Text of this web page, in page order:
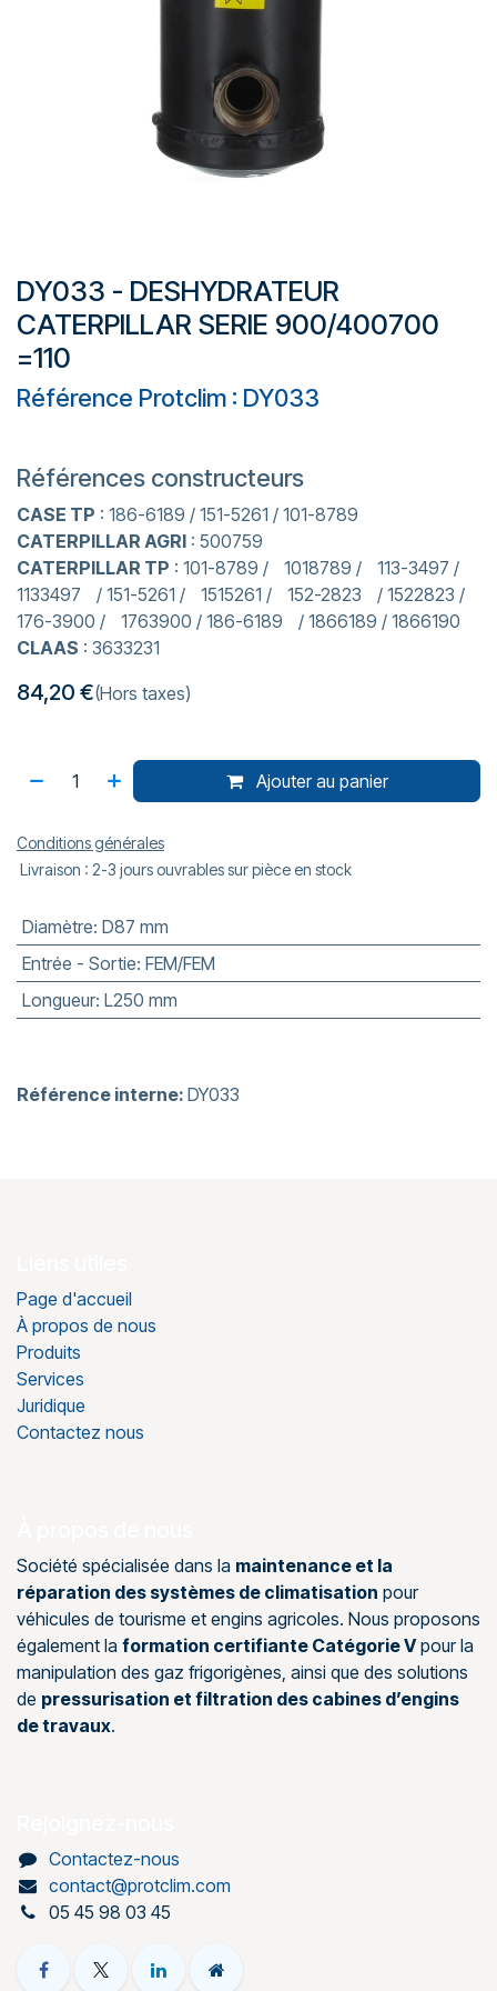
DY033 - DESHYDRATEUR
CATERPILLAR SERIE 900/400700
=110
Référence Protclim : DY033
Références constructeurs
CASE TP : 186-6189 / 151-5261 / 101-8789
CATERPILLAR AGRI : 500759
CATERPILLAR TP : 101-8789 / 1018789 / 113-3497 /
1133497 / 151-5261 / 1515261 / 152-2823 / 1522823 /
176-3900 / 1763900 / 186-6189 / 1866189 / 1866190
CLAAS : 3633231
84,20 €(Hors taxes)
Ajouter au panier
Conditions générales
Livraison : 2-3 jours ouvrables sur pièce en stock
Diamètre: D87 mm
Entrée - Sortie: FEM/FEM
Longueur: L250 mm
Référence interne: DY033
Page d'accueil
À propos de nous
Produits
Services
Juridique
Contactez nous
Société spécialisée dans la maintenance et la
réparation des systèmes de climatisation pour
véhicules de tourisme et engins agricoles. Nous proposons
également la formation certifiante Catégorie Vpour la
manipulation des gaz frigorigènes, ainsi que des solutions
de pressurisation et filtration des cabines d’engins
de travaux.
Contactez-nous
contact@protclim.com
05 45 98 03 45